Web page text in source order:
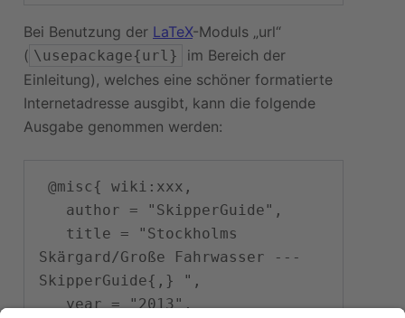
Bei Benutzung der LaTeX-Moduls „url“
( \usepackage{url}
im Bereich der
Einleitung), welches eine schöner formatierte
Internetadresse ausgibt, kann die folgende
Ausgabe genommen werden:
Skärgard/Große Fahrwasser ---
SkipperGuide{,} ",
   year = "2013",